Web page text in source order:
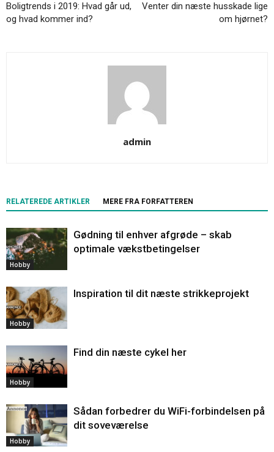
Boligtrends i 2019: Hvad går ud,
og hvad kommer ind?
Venter din næste husskade lige
om hjørnet?
admin
RELATEREDE ARTIKLER MERE FRA FORFATTEREN
Hobby
Gødning til enhver afgrøde – skab
optimale vækstbetingelser
Hobby
Inspiration til dit næste strikkeprojekt
Hobby
Find din næste cykel her
Hobby
Sådan forbedrer du WiFi-forbindelsen på
dit soveværelse